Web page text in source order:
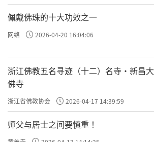
佩戴佛珠的十大功效之一
网络 2026-04-20 16:04:06
浙江佛教五名寻迹（十二）名寺·新昌大
佛寺
浙江省佛教协会 2026-04-17 14:39:59
师父与居士之间要慎重 ！